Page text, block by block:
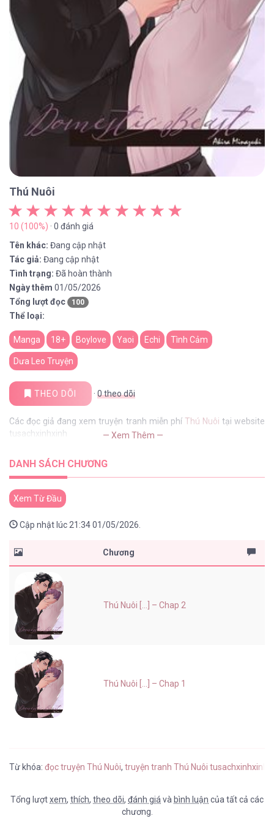
Thú Nuôi
10 (100%) · 0 đánh giá
Tên khác: Đang cập nhật
Tác giả: Đang cập nhật
Tình trạng: Đã hoàn thành
Ngày thêm 01/05/2026
Tổng lượt đọc
100
Thể loại:
Manga 18+ Boylove Yaoi Echi Tình Cảm
Dưa Leo Truyện
THEO DÕI · 0theo dõi
Các đọc giả đang xem truyện tranh miễn phí Thú Nuôi tại website
tusachxinhxinh
— Xem Thêm —
DANH SÁCH CHƯƠNG
Xem Từ Đầu
Cập nhật lúc 21:34 01/05/2026.
Chương
Thú Nuôi [...] – Chap 2
Thú Nuôi [...] – Chap 1
Từ khóa: đọc truyện Thú Nuôi, truyện tranh Thú Nuôi tusachxinhxinh
Tổng lượtxem, thích, theo dõi, đánh giá và bình luận của tất cả các
chương.